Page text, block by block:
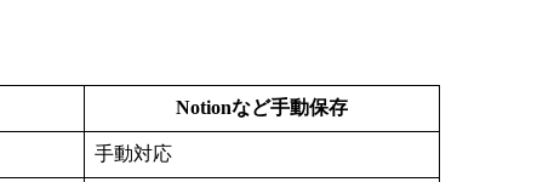
Notionなど手動保存
手動対応